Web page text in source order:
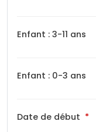
Enfant : 3-11 ans
Enfant : 0-3 ans
Date de début